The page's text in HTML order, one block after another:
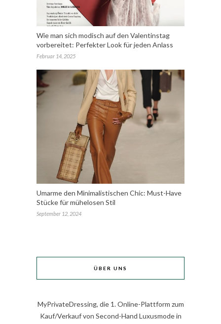
Wie man sich modisch auf den Valentinstag
vorbereitet: Perfekter Look für jeden Anlass
Februar 14, 2025
Umarme den Minimalistischen Chic: Must-Have
Stücke für mühelosen Stil
September 12, 2024
ÜBER UNS
MyPrivateDressing, die 1. Online-Plattform zum
Kauf/Verkauf von Second-Hand Luxusmode in